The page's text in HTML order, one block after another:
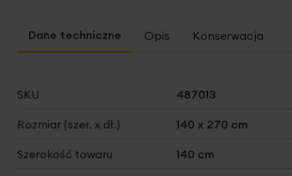
galerii
Opis Konserwacja
Więcej
SKU 487013
Rozmiar (szer. x dł.) 140 x 270 cm
Szerokość towaru 140 cm